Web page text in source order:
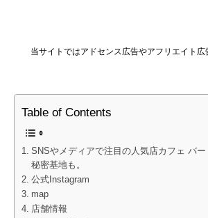
当サイトではアドセンス広告やアフリエイト
Table of Contents
SNSやメディアで注目の人気店カフェ バー
秘密基地も。
公式Instagram
map
店舗情報